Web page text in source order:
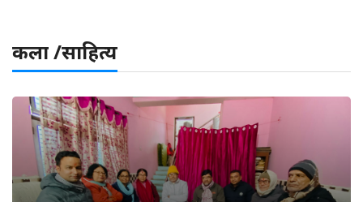
कला /साहित्य